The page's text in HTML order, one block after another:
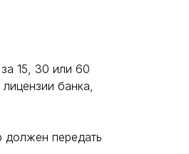
15, 30 или 60
банка,
должен передать